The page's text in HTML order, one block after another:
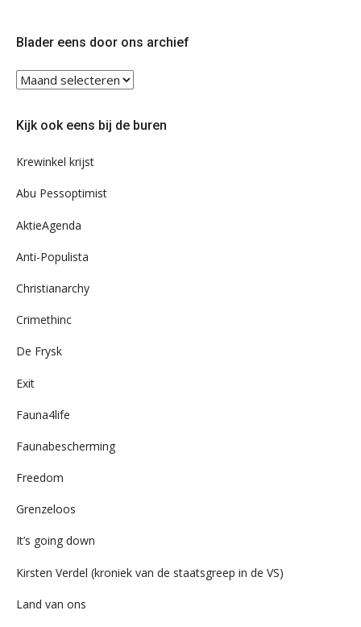
Blader eens door ons archief
Blader
ons
Kijk ook eens bij de buren
Krewinkel krijst
Abu Pessoptimist
AktieAgenda
Anti-Populista
Christianarchy
Crimethinc
De Frysk
Exit
Fauna4life
Faunabescherming
Freedom
Grenzeloos
It’s going down
Kirsten Verdel (kroniek van de staatsgreep in de VS)
Land van ons